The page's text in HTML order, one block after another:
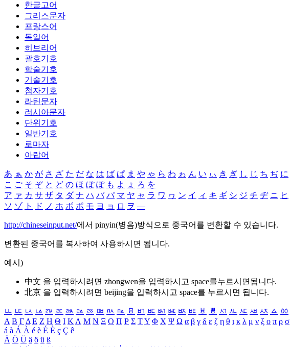
한글고어
그리스문자
프랑스어
독일어
히브리어
괄호기호
학술기호
기술기호
첨자기호
라틴문자
러시아문자
단위기호
일반기호
로마자
아랍어
あ ぁ か が さ ざ た だ な は ば ぱ ま や ゃ ら わ ゎ ん い ぃ き ぎ し じ ち ぢ に
こ ご そ ぞ と ど の ほ ぼ ぽ も よ ょ ろ を
ア ァ カ サ ザ タ ダ ナ ハ バ パ マ ヤ ャ ラ ワ ヮ ン イ ィ キ ギ シ ジ チ ヂ ニ ヒ
ソ ゾ ト ド ノ ホ ボ ポ モ ヨ ョ ロ ヲ ―
http://chineseinput.net/에서 pinyin(병음)방식으로 중국어를 변환할 수 있습니다.
변환된 중국어를 복사하여 사용하시면 됩니다.
예시)
中文 을 입력하시려면 zhongwen을 입력하시고 space를누르시면됩니다.
北京 을 입력하시려면 beijing을 입력하시고 space를 누르시면 됩니다.
ㅥ ㅦ ㅧ ㅨ ㅩ ㅪ ㅫ ㅬ ㅭ ㅮ ㅯ ㅰ ㅱ ㅲ ㅳ ㅴ ㅵ ㅶ ㅷ ㅸ ㅹ ㅺ ㅻ ㅼ ㅽ ㅾ ㅿ ㆀ
Α Β ΓΔ Ε Ζ Η Θ Ι ΚΛ Μ Ν Ξ Ο Π Ρ Σ ΤΥ Φ Χ Ψ Ω α β γ δ ε ζ η θ ι κ λ μ ν ξ ο π ρ σ
á à Á À é è É È ç Ç ê
Ä Ö Ü ä ö ü ß